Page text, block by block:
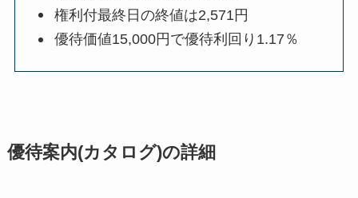
権利付最終日の終値は2,571円
優待価値15,000円で優待利回り1.17％
優待案内(カタログ)の詳細